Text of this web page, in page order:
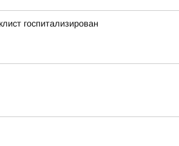
госпитализирован